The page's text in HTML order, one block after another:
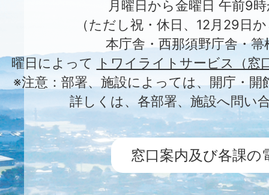
月曜日から金曜日 午前9
（ただし祝・休日、12月29日
本庁舎・西那須野庁舎・
曜日によって
トワイライトサービス（窓
※注意：部署、施設によっては、開庁・
詳しくは、各部署、施設へ問い
窓口案内及び各課の